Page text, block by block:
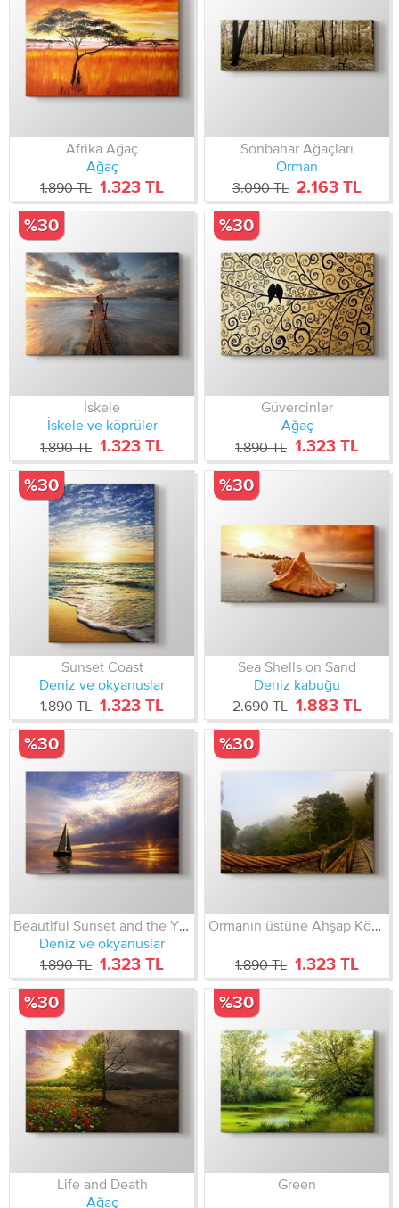
Afrika Ağaç
Ağaç
1.890 TL 1.323 TL
Sonbahar Ağaçları
Orman
3.090 TL 2.163 TL
İskele
İskele ve köprüler
1.890 TL 1.323 TL
%30
Güvercinler
Ağaç
1.890 TL 1.323 TL
%30
Sunset Coast
Deniz ve okyanuslar
1.890 TL 1.323 TL
%30
Sea Shells on Sand
Deniz kabuğu
2.690 TL 1.883 TL
%30
Beautiful Sunset and the Yatch
Deniz ve okyanuslar
1.890 TL 1.323 TL
%30
Ormanın üstüne Ahşap Köprü
1.890 TL 1.323 TL
%30
Life and Death
Ağaç
%30
Green
%30